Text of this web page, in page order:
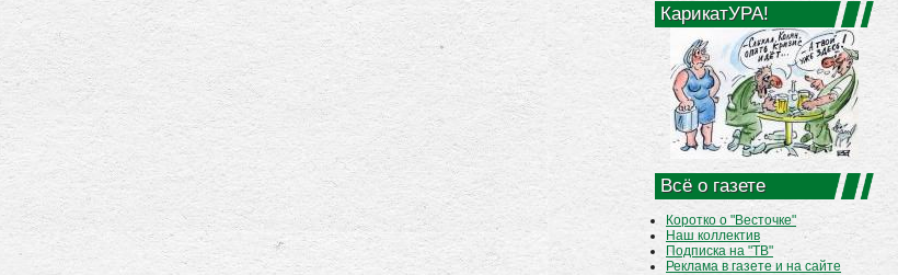
КарикатУРА!
Всё о газете
Коротко о "Весточке"
Наш коллектив
Подписка на "ТВ"
Реклама в газете и на сайте